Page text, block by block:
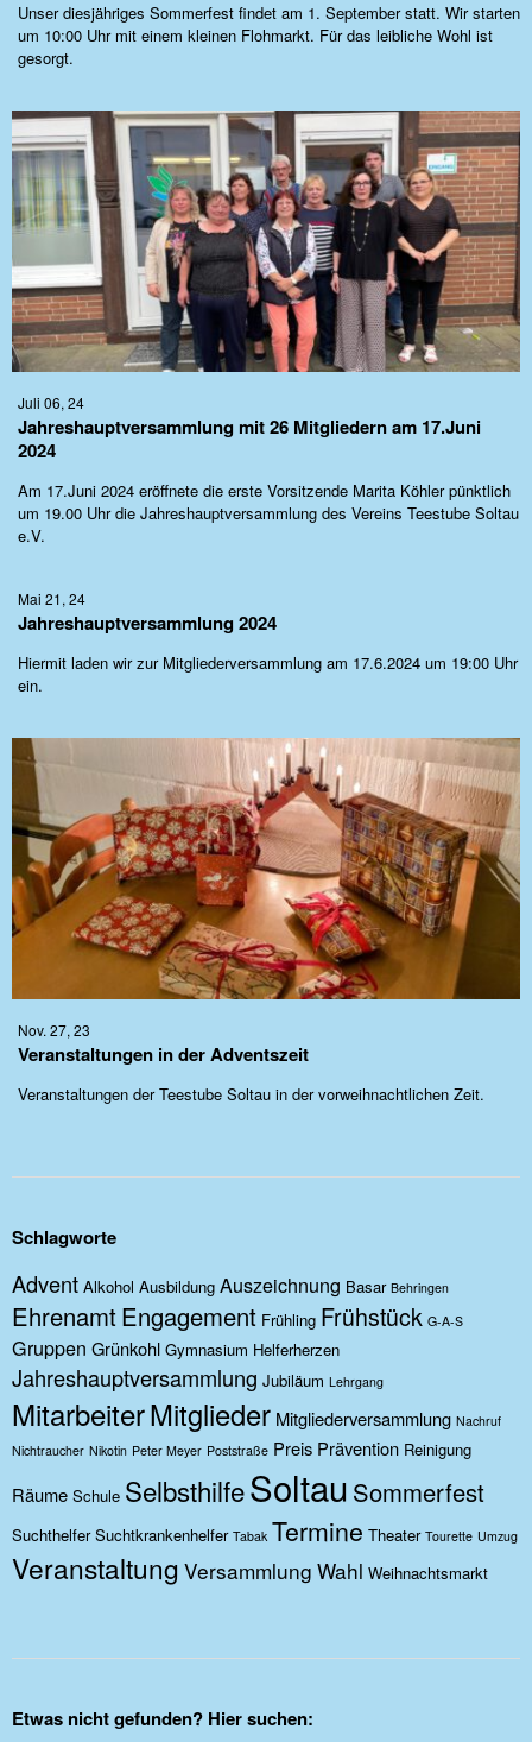
Unser diesjähriges Sommerfest findet am 1. September statt. Wir starten
um 10:00 Uhr mit einem kleinen Flohmarkt. Für das leibliche Wohl ist
gesorgt.
Juli 06, 24
Jahreshauptversammlung mit 26 Mitgliedern am 17.Juni
2024
Am 17.Juni 2024 eröffnete die erste Vorsitzende Marita Köhler pünktlich
um 19.00 Uhr die Jahreshauptversammlung des Vereins Teestube Soltau
e.V.
Mai 21, 24
Jahreshauptversammlung 2024
Hiermit laden wir zur Mitgliederversammlung am 17.6.2024 um 19:00 Uhr
ein.
Nov. 27, 23
Veranstaltungen in der Adventszeit
Veranstaltungen der Teestube Soltau in der vorweihnachtlichen Zeit.
Schlagworte
Advent Alkohol Ausbildung Auszeichnung Basar Behringen
EhrenamtEngagement Frühling Frühstück G-A-S
Gruppen Grünkohl Gymnasium Helferherzen
Jahreshauptversammlung Jubiläum Lehrgang
MitarbeiterMitglieder Mitgliederversammlung Nachruf
Nichtraucher Nikotin Peter Meyer Poststraße Preis Prävention Reinigung
Räume Schule SelbsthilfeSoltau Sommerfest
Suchthelfer Suchtkrankenhelfer Tabak Termine Theater Tourette Umzug
Veranstaltung Versammlung Wahl Weihnachtsmarkt
Etwas nicht gefunden? Hier suchen: